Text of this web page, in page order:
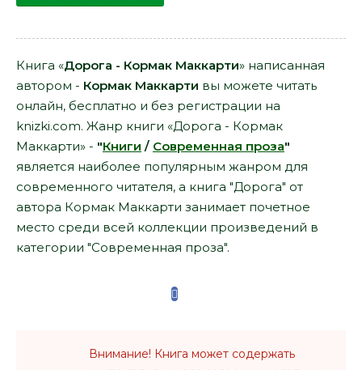
Книга «Дорога - Кормак Маккарти» написанная
автором - Кормак Маккарти вы можете читать
онлайн, бесплатно и без регистрации на
knizki.com. Жанр книги «Дорога - Кормак
Маккарти» - "Книги / Современная проза"
является наиболее популярным жанром для
современного читателя, а книга "Дорога" от
автора Кормак Маккарти занимает почетное
место среди всей коллекции произведений в
категории "Современная проза".
Внимание! Книга может содержать